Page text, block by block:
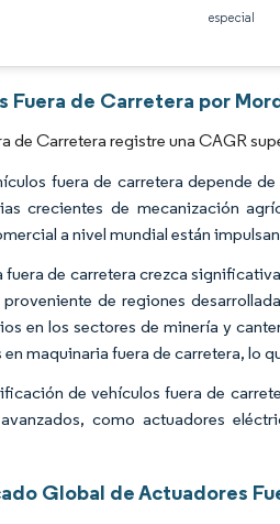
especial
Fuera de Carretera por
de Carretera registre una CAGR
fuera de carretera depende
crecientes de mecanización
a nivel mundial están
fuera de carretera crezca
de regiones
en los sectores de minería y
maquinaria fuera de carretera, lo
de vehículos fuera de
como actuadores
Global de Actuadores